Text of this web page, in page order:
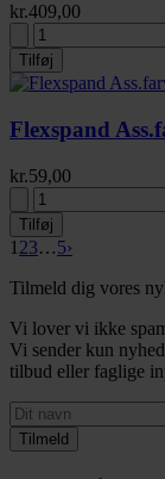
kr.409,00
Tilføj
Flexspand
kr.59,00
Tilføj
1 23…5›
Tilmeld dig vores
Vi lover vi ikke
Vi sender kun
tilbud eller faglige
Tilmeld